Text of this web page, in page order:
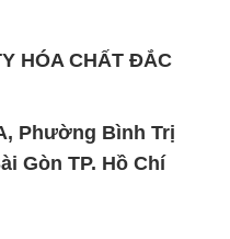
HÓA CHẤT ĐẮC
Phường Bình Trị
Gòn TP. Hồ Chí